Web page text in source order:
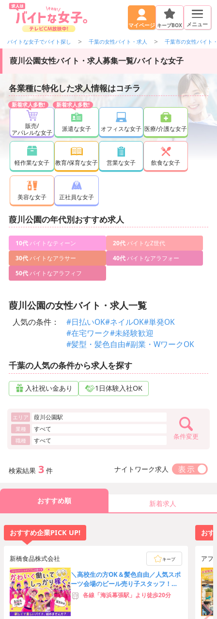
マイページ キープBOX メニュー
バイトな女子でバイト探し 千葉の女性バイト・求人 千葉市の女性バイト
葭川公園女性バイト・求人募集一覧/バイトな女子
各業種に特化した求人情報はコチラ
販売/
アパレルな女子
派遣な女子 オフィスな女子 医療/介護な女子
軽作業な女子 教育/保育な女子 営業な女子 飲食な女子
美容な女子 正社員な女子
葭川公園の年代別おすすめ求人
10代バイトなティーン 20代バイトなZ世代
30代バイトなアラサー 40代バイトなアラフォー
50代バイトなアラフィフ
葭川公園の女性バイト・求人一覧
人気の条件： #日払いOK#ネイルOK#単発OK
#在宅ワーク#未経験歓迎
#髪型・髪色自由#副業・WワークOK
千葉の人気の条件から求人を探す
入社祝い金あり 1日体験入社OK
エリア 葭川公園駅
業種 すべて
職種 すべて 条件変更
検索結果 3 件 ナイトワーク求人
おすすめ順 新着求人
おすすめ企業PICK UP!
新橋食品株式会社 キープ
＼高校生の方OK＆髪色自由／人気スポ
ーツ会場のビール売り子スタッフ！友
達応募歓迎★時給3,000円可
各線「海浜幕張駅」より徒歩20分
おす
アフ